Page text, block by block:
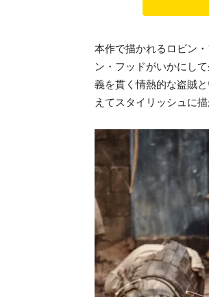
本作で描かれるロビン
ン・フッドがいかにし
義を貫く情熱的な盗賊
えてスタイリッシュに描